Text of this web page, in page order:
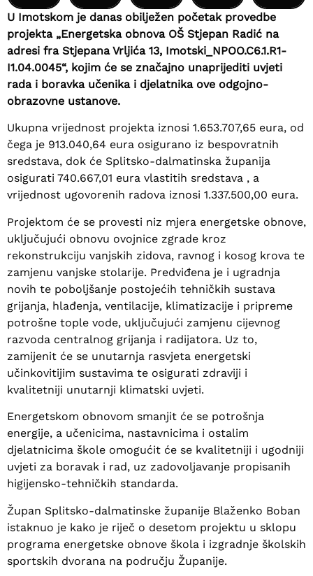
U Imotskom je danas obilježen početak provedbe
projekta „Energetska obnova OŠ Stjepan Radić na
adresi fra Stjepana Vrljića 13, Imotski_NPOO.C6.1.R1-
I1.04.0045“, kojim će se značajno unaprijediti uvjeti
rada i boravka učenika i djelatnika ove odgojno-
obrazovne ustanove.
Ukupna vrijednost projekta iznosi 1.653.707,65 eura, od
čega je 913.040,64 eura osigurano iz bespovratnih
sredstava, dok će Splitsko-dalmatinska županija
osigurati 740.667,01 eura vlastitih sredstava , a
vrijednost ugovorenih radova iznosi 1.337.500,00 eura.
Projektom će se provesti niz mjera energetske obnove,
uključujući obnovu ovojnice zgrade kroz
rekonstrukciju vanjskih zidova, ravnog i kosog krova te
zamjenu vanjske stolarije. Predviđena je i ugradnja
novih te poboljšanje postojećih tehničkih sustava
grijanja, hlađenja, ventilacije, klimatizacije i pripreme
potrošne tople vode, uključujući zamjenu cijevnog
razvoda centralnog grijanja i radijatora. Uz to,
zamijenit će se unutarnja rasvjeta energetski
učinkovitijim sustavima te osigurati zdraviji i
kvalitetniji unutarnji klimatski uvjeti.
Energetskom obnovom smanjit će se potrošnja
energije, a učenicima, nastavnicima i ostalim
djelatnicima škole omogućit će se kvalitetniji i ugodniji
uvjeti za boravak i rad, uz zadovoljavanje propisanih
higijensko-tehničkih standarda.
Župan Splitsko-dalmatinske županije Blaženko Boban
istaknuo je kako je riječ o desetom projektu u sklopu
programa energetske obnove škola i izgradnje školskih
sportskih dvorana na području Županije.